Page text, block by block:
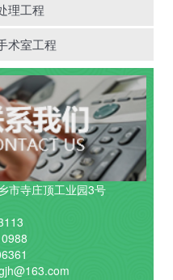
理工程
术室工程
市寺庄顶工业园3号